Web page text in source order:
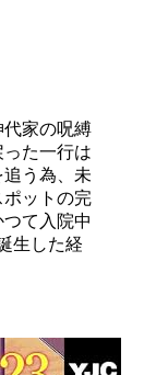
家の呪縛
た一行は
う為、未
ポットの完
て入院中
生した経